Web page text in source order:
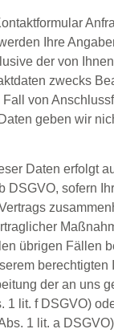
Ihre
der von
zwecks
von
geben wir
Daten erfolgt
DSGVO, sofern
übrigen Fällen
berechtigten
der an uns
1 lit. f DSGVO)
1 lit. a